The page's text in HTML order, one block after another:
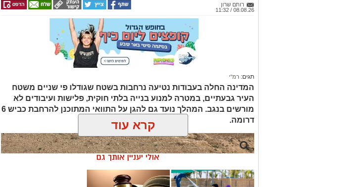
רותם שרון
08.08.26 / 11:32
תגים: רמ''י
המדינה החלה בעבודות נטיעה נרחבות בשטח שגודלו פי שניים משטח
העיר גבעתיים, במטרה למנוע בנייה בלתי חוקית, פלישות ועיבודים לא
מורשים בנגב. המהלך נועד גם להגן על התוואי המתוכנן להרחבת כביש 6
דרומה.
קרא עוד
אולי יעניין אותך גם